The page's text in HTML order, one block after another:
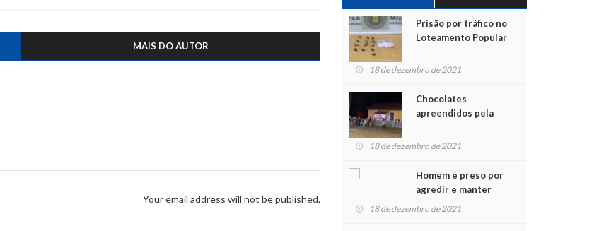
MAIS DO AUTOR
Your email address will not be published.
Prisão por tráfico no
Loteamento Popular
18 de dezembro de 2021
Chocolates
apreendidos pela
para crianças na
18 de dezembro de 2021
Homem é preso por
agredir e manter
mulher em cárcere
18 de dezembro de 2021